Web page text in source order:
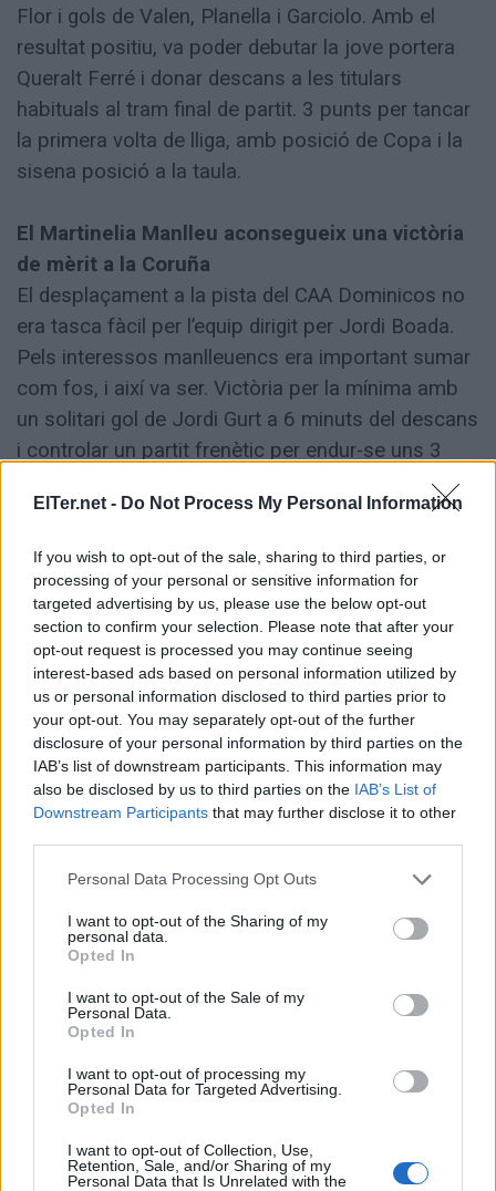
ElTer.net - Do Not Process My Personal Information
If you wish to opt-out of the sale, sharing to third parties, or
processing of your personal or sensitive information for
targeted advertising by us, please use the below opt-out
section to confirm your selection. Please note that after your
opt-out request is processed you may continue seeing
interest-based ads based on personal information utilized by
us or personal information disclosed to third parties prior to
your opt-out. You may separately opt-out of the further
disclosure of your personal information by third parties on the
IAB’s list of downstream participants. This information may
also be disclosed by us to third parties on the IAB’s List of
Downstream Participants that may further disclose it to other
Please note that this website/app uses one or more Google
not limited to your visit or usage behaviour. You may click to
grant or deny consent to Google and its third-party tags to
use your data for below specified purposes in below Google
consent section.
Personal Data Processing Opt Outs
I want to opt-out of the Sharing of my
personal data.
Opted In
I want to opt-out of the Sale of my
Personal Data.
Opted In
I want to opt-out of processing my
Personal Data for Targeted Advertising.
Opted In
I want to opt-out of Collection, Use,
Retention, Sale, and/or Sharing of my
Personal Data that Is Unrelated with the
Flor i gols de Valen, Planella i Garciolo. Amb el
resultat positiu, va poder debutar la jove portera
Queralt Ferré i donar descans a les titulars
habituals al tram final de partit. 3 punts per tancar
la primera volta de lliga, amb posició de Copa i la
sisena posició a la taula.
El Martinelia Manlleu aconsegueix una victòria
de mèrit a la Coruña
El desplaçament a la pista del CAA Dominicos no
era tasca fàcil per l’equip dirigit per Jordi Boada.
Pels interessos manlleuencs era important sumar
com fos, i així va ser. Victòria per la mínima amb
un solitari gol de Jordi Gurt a 6 minuts del descans
i controlar un partit frenètic per endur-se uns 3
valuosos punts per mantenir opcions de lideratge
en cas de guanyar el derbi d'aquí a dues jornades.
Derrota dura del CB Manlleu a casa contra el CB
Parets (73-95) i del CEFS Manlleu per 3 a 5
contra el Sils
El Bàsquet Manlleu no va ser capaç de mantenir el
marge de victòria que havia aconseguit durant el
primer període i va veure com el Parets remuntava
el matx, sobretot gràcies a un fabulós tercer quart,
on retallava 19 punts al marcador. En futbol sala,
tampoc va haver-hi sort al pavelló on, els
manlleuencs van caure per 3 a 5 i sumen la
segona derrota consecutiva.
ETIQUETES:
Esports